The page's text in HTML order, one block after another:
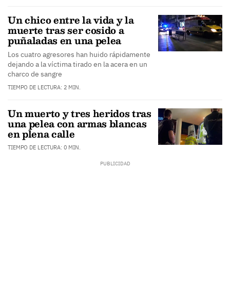
Un chico entre la vida y la
muerte tras ser cosido a
puñaladas en una pelea
Los cuatro agresores han huido rápidamente
dejando a la víctima tirado en la acera en un
charco de sangre
TIEMPO DE LECTURA: 2 MIN.
Un muerto y tres heridos tras
una pelea con armas blancas
en plena calle
TIEMPO DE LECTURA: 0 MIN.